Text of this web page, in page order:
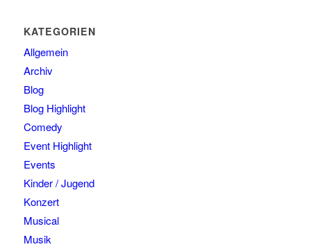
KATEGORIEN
Allgemein
Archiv
Blog
Blog Highlight
Comedy
Event Highlight
Events
Kinder / Jugend
Konzert
Musical
Musik